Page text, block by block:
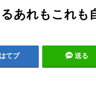
あれもこれも
はてブ 送る